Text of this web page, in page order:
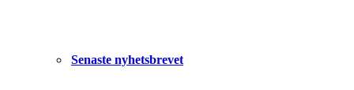
Senaste nyhetsbrevet